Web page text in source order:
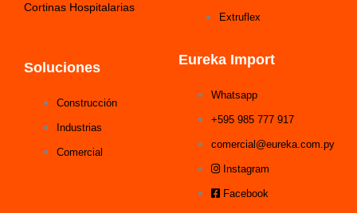
Cortinas Hospitalarias
Extruflex
Soluciones
Construcción
Industrias
Comercial
Eureka Import
Whatsapp
+595 985 777 917
comercial@eureka.com.py
Instagram
Facebook